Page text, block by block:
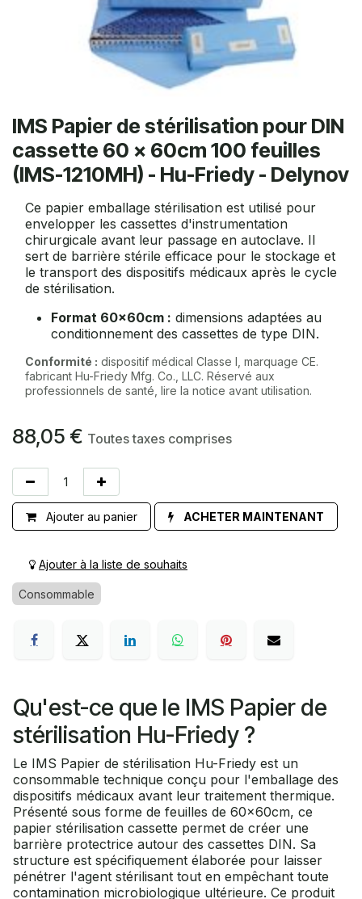
IMS Papier de stérilisation pour DIN
cassette 60 x 60cm 100 feuilles
(IMS-1210MH) - Hu-Friedy - Delynov
Ce papier emballage stérilisation est utilisé pour
envelopper les cassettes d'instrumentation
chirurgicale avant leur passage en autoclave. Il
sert de barrière stérile efficace pour le stockage et
le transport des dispositifs médicaux après le cycle
de stérilisation.
Format 60x60cm : dimensions adaptées au
conditionnement des cassettes de type DIN.
Conformité : dispositif médical Classe I, marquage CE.
fabricant Hu-Friedy Mfg. Co., LLC. Réservé aux
professionnels de santé, lire la notice avant utilisation.
88,05 € Toutes taxes comprises
Ajouter au panier ACHETER MAINTENANT
Ajouter à la liste de souhaits
Consommable
Qu'est-ce que le IMS Papier de
stérilisation Hu-Friedy ?
Le IMS Papier de stérilisation Hu-Friedy est un
consommable technique conçu pour l'emballage des
dispositifs médicaux avant leur traitement thermique.
Présenté sous forme de feuilles de 60x60cm, ce
papier stérilisation cassette permet de créer une
barrière protectrice autour des cassettes DIN. Sa
structure est spécifiquement élaborée pour laisser
pénétrer l'agent stérilisant tout en empêchant toute
contamination microbiologique ultérieure. Ce produit